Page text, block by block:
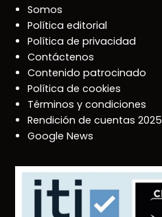
Somos
Política editorial
Política de privacidad
Contáctenos
Contenido patrocinado
Política de cookies
Términos y condiciones
Rendición de cuentas 2025
Google News